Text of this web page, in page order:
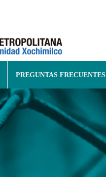
PREGUNTAS FRECUENTES